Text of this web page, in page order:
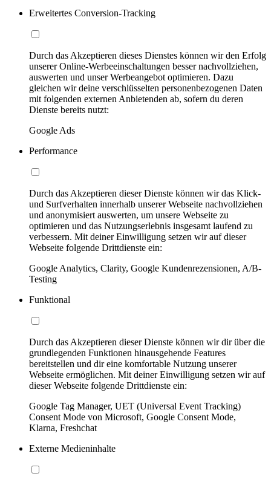
Erweitertes Conversion-Tracking
Durch das Akzeptieren dieses Dienstes können wir den Erfolg
unserer Online-Werbeeinschaltungen besser nachvollziehen,
auswerten und unser Werbeangebot optimieren. Dazu
gleichen wir deine verschlüsselten personenbezogenen Daten
mit folgenden externen Anbietenden ab, sofern du deren
Dienste bereits nutzt:
Google Ads
Performance
Durch das Akzeptieren dieser Dienste können wir das Klick-
und Surfverhalten innerhalb unserer Webseite nachvollziehen
und anonymisiert auswerten, um unsere Webseite zu
optimieren und das Nutzungserlebnis insgesamt laufend zu
verbessern. Mit deiner Einwilligung setzen wir auf dieser
Webseite folgende Drittdienste ein:
Google Analytics, Clarity, Google Kundenrezensionen, A/B-
Testing
Funktional
Durch das Akzeptieren dieser Dienste können wir dir über die
grundlegenden Funktionen hinausgehende Features
bereitstellen und dir eine komfortable Nutzung unserer
Webseite ermöglichen. Mit deiner Einwilligung setzen wir auf
dieser Webseite folgende Drittdienste ein:
Google Tag Manager, UET (Universal Event Tracking)
Consent Mode von Microsoft, Google Consent Mode,
Klarna, Freshchat
Externe Medieninhalte